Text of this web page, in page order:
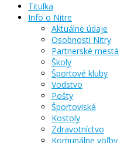
Titulka
Info o Nitre
Aktuálne údaje
Osobnosti Nitry
Partnerské mestá
Školy
Športové kluby
Vodstvo
Pošty
Športoviská
Kostoly
Zdravotníctvo
Komunálne voľby